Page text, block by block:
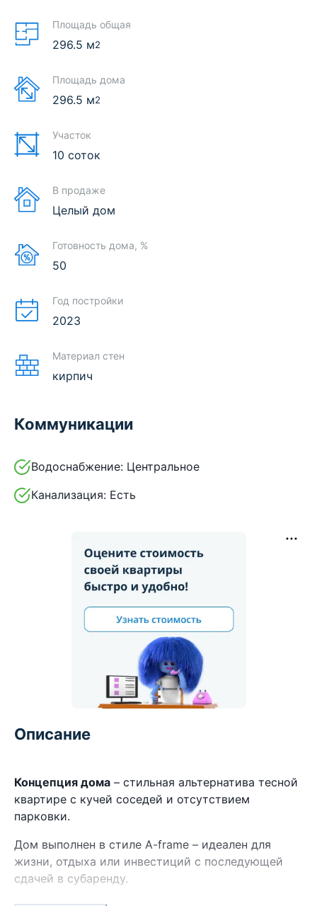
Площадь общая
296.5 м2
Площадь дома
296.5 м2
Участок
10 соток
В продаже
Целый дом
Готовность дома, %
50
Год постройки
2023
Материал стен
кирпич
Коммуникации
Водоснабжение: Центральное
Канализация: Есть
Описание
Концепция дома – стильная альтернатива тесной
квартире с кучей соседей и отсутствием
парковки.
Дом выполнен в стиле A-frame – идеален для
жизни, отдыха или инвестиций с последующей
сдачей в субаренду.